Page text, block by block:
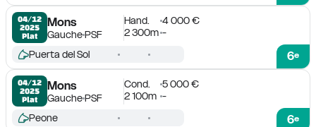
04/12
2025
Plat
Mons
GauchePSF
Hand.
4 000 €
2 300m -
6e
Puerta del Sol
04/12
2025
Plat
Mons
GauchePSF
Cond.
5 000 €
2 100m -
6e
Peone